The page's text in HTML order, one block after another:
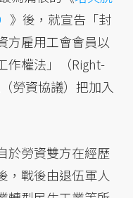
》後，就宣告「封
方雇用工會會員以
作權法」（Right-
勞資協議）把加入
於勞資雙方在經歷
，戰後由退伍軍人